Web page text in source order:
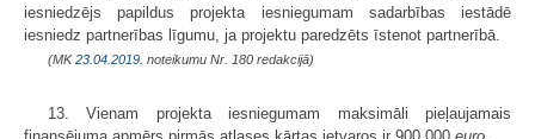
iesniedzējs papildus projekta iesniegumam sadarbības iestādē
iesniedz partnerības līgumu, ja projektu paredzēts īstenot partnerībā.
(MK23.04.2019. noteikumu Nr. 180 redakcijā)
13. Vienam projekta iesniegumam maksimāli pieļaujamais